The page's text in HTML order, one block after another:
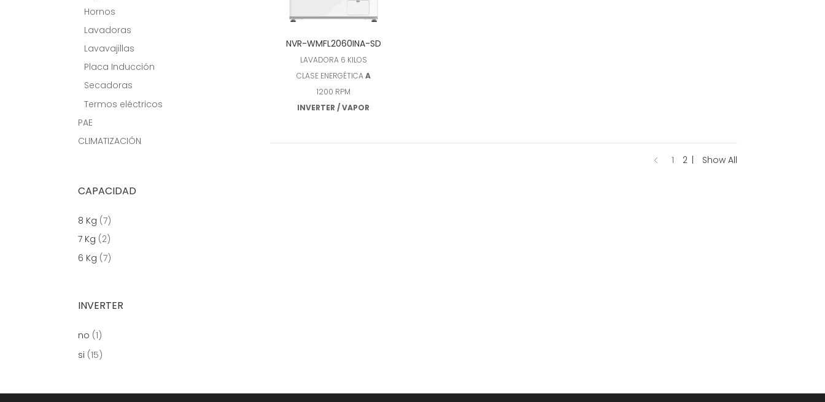
Hornos
Lavadoras
Lavavajillas
Placa Inducción
Secadoras
Termos eléctricos
PAE
CLIMATIZACIÓN
CAPACIDAD
8 Kg (7)
7 Kg (2)
6 Kg (7)
INVERTER
no (1)
si (15)
Leer más
NVR-WMFL2060INA-SD
LAVADORA 6 KILOS
CLASE ENERGÉTICAA
1200 RPM
INVERTER / VAPOR
1 2 Show All